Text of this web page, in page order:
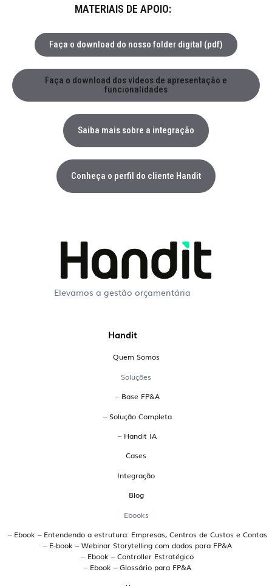
MATERIAIS DE APOIO:
Faça o download do nosso folder digital (pdf)
Faça o download dos vídeos de apresentação e
funcionalidades
Saiba mais sobre a integração
Conheça o perfil do cliente Handit
Elevamos a gestão orçamentária
Perguntas Frequentes
sobre a Handit
O que é uma plataforma EPM?
Trata-se de uma plataforma que integra planejamento,
orçamento, forecast, análises de desempenho e reporting
em um só ambiente. A Handit é uma plataforma EPM
precisam de uma gestão financeira colaborativa,
conectada ao ERP e com múltiplos cenários de
Quais os principais sistemas
brasileiros para planejamento
orçamentário?
Handit
Quem Somos
Soluções
– Base FP&A
–Solução Completa
– Handit IA
Cases
Integração
Blog
Ebooks
– Ebook – Entendendo a estrutura: Empresas, Centros de Custos e Contas
– E-book – Webinar Storytelling com dados para FP&A
– Ebook – Controller Estratégico
– Ebook – Glossário para FP&A